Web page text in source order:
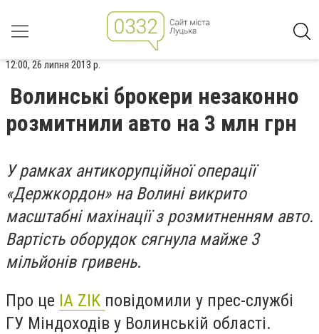
12:00, 26 липня 2013 р.
Волинські брокери незаконно
розмитнили авто на 3 млн грн
У рамках антикорупційної операції
«Держкордон» на Волині викрито
масштабні махінації з розмитненням авто.
Вартість оборудок сягнула майже 3
мільйонів гривень.
Про це IA ZIK повідомили у прес-службі
ГУ Міндоходів у Волинській області.